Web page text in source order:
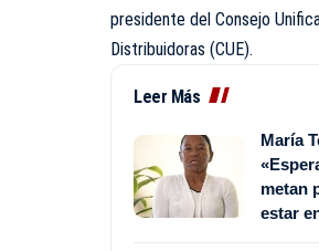
presidente del Consejo
Distribuidoras (CUE).
Leer Más
María
metan
estar